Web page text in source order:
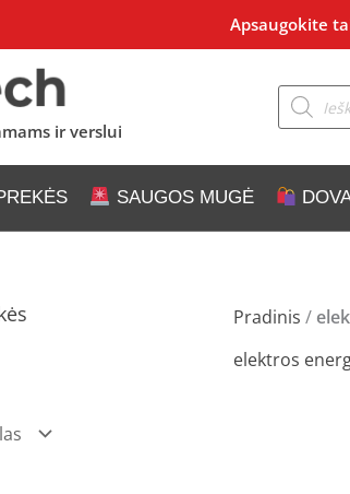
Apsaugokite
ir verslui
search
SAUGOS MUGĖ
Pradinis /
elektros